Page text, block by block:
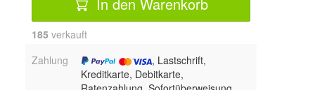
185 verkauft
Zahlung
, Lastschrift,
Kreditkarte, Debitkarte,